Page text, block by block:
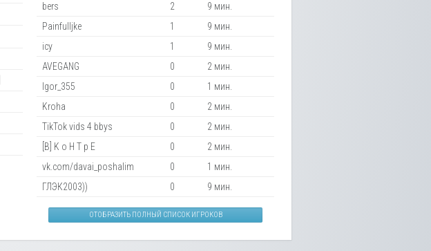
bers
2
9 мин.
Painfulljke
1
9 мин.
icy
1
9 мин.
AVEGANG
0
2 мин.
Igor_355
0
1 мин.
Kroha
0
2 мин.
TikTok vids 4 bbys
0
2 мин.
[B] K o H T p E
0
2 мин.
vk.com/davai_poshalim
0
1 мин.
ГЛЭК2003))
0 9 мин.
ОТОБРАЗИТЬ ПОЛНЫЙ СПИСОК ИГРОКОВ